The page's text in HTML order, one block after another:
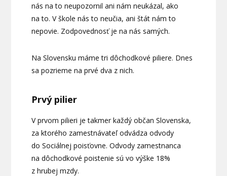
nás na to neupozornil ani nám neukázal, ako
na to. V škole nás to neučia, ani štát nám to
nepovie. Zodpovednosť je na nás samých.
Na Slovensku máme tri dôchodkové piliere. Dnes
sa pozrieme na prvé dva z nich.
Prvý pilier
V prvom pilieri je takmer každý občan Slovenska,
za ktorého zamestnávateľ odvádza odvody
do Sociálnej poisťovne. Odvody zamestnanca
na dôchodkové poistenie sú vo výške 18%
z hrubej mzdy.